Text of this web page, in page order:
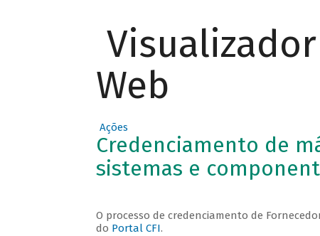
Web
Ações
Credenciamento de
sistemas e
O processo de credenciamento de
do Portal CFI.